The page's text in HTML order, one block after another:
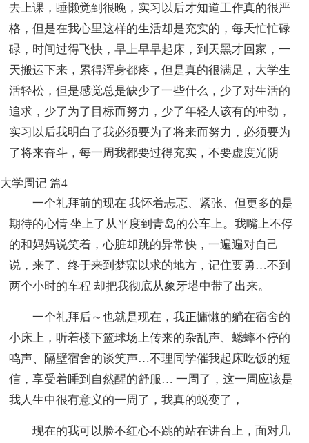
去上课，睡懒觉到很晚，实习以后才知道工作真的很严
格，但是在我心里这样的生活却是充实的，每天忙忙碌
碌，时间过得飞快，早上早早起床，到天黑才回家，一
天搬运下来，累得浑身都疼，但是真的很满足，大学生
活轻松，但是感觉总是缺少了一些什么，少了对生活的
追求，少了为了目标而努力，少了年轻人该有的冲劲，
实习以后我明白了我必须要为了将来而努力，必须要为
了将来奋斗，每一周我都要过得充实，不要虚度光阴
大学周记 篇4
一个礼拜前的现在 我怀着忐忑、紧张、但更多的是
期待的心情 坐上了从平度到青岛的公车上。我嘴上不停
的和妈妈说笑着，心脏却跳的异常快，一遍遍对自己
说，来了、终于来到梦寐以求的地方，记住要勇…不到
两个小时的车程 却把我彻底从象牙塔中带了出来。
一个礼拜后～也就是现在，我正慵懒的躺在宿舍的
小床上，听着楼下篮球场上传来的杂乱声、蟋蟀不停的
鸣声、隔壁宿舍的谈笑声…不理同学催我起床吃饭的短
信，享受着睡到自然醒的舒服… 一周了，这一周应该是
我人生中很有意义的一周了，我真的蜕变了，
现在的我可以脸不红心不跳的站在讲台上，面对几